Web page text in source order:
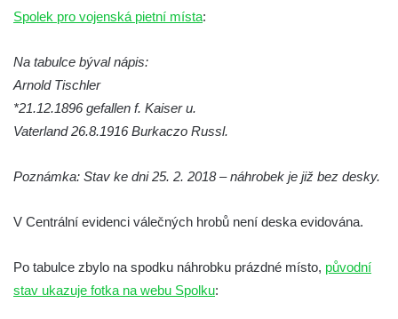
Velešíně
Velešíně
Hrob Jana Foitla na hřbitově ve Velešíně
Hrob Ludvíka Tůmy na hřbitově ve Velešíně
Pomník obětem 2. světové války na hřbitově
Pamětní deska 240 MILES TO FREEDOM u
Kamarýta ve Velešíně
Pomník obětem 1. a 2. světové války na
Spolek pro vojenská pietní místa:
Na tabulce býval nápis:
Arnold Tischler
*21.12.1896 gefallen f. Kaiser u.
Vaterland 26.8.1916 Burkaczo Russl.
Poznámka: Stav ke dni 25. 2. 2018 – náhrobek je již bez desky.
V Centrální evidenci válečných hrobů není deska evidována.
Po tabulce zbylo na spodku náhrobku prázdné místo, původní
stav ukazuje fotka na webu Spolku: